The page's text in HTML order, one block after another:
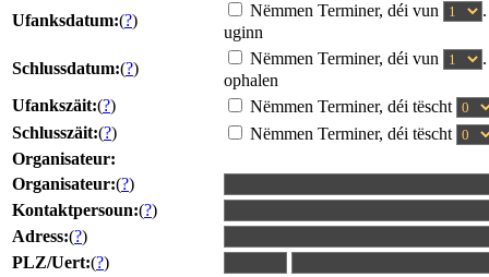
Ufanksdatum:(?)
Nëmmen Terminer, déi vun
uginn
Schlussdatum:(?)
Nëmmen Terminer, déi vun
ophalen
Ufankszäit:(?)
Nëmmen Terminer, déi tëscht
Schlusszäit:(?)
Nëmmen Terminer, déi tëscht
Organisateur:
Organisateur:(?)
Kontaktpersoun:(?)
Adress:(?)
PLZ/Uert:(?)